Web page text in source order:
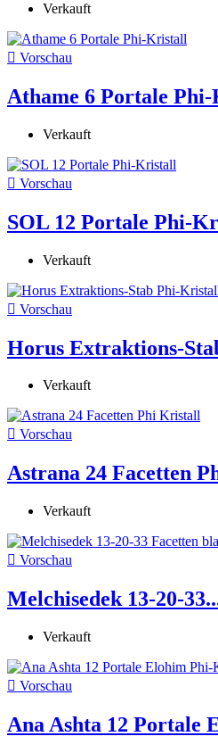
Verkauft
 Vorschau
Athame 6 Portale
Verkauft
 Vorschau
SOL 12 Portale Phi-
Verkauft
 Vorschau
Horus Extraktions-
Verkauft
 Vorschau
Astrana 24 Facetten
Verkauft
 Vorschau
Melchisedek 13-20-
Verkauft
 Vorschau
Ana Ashta 12 Portale